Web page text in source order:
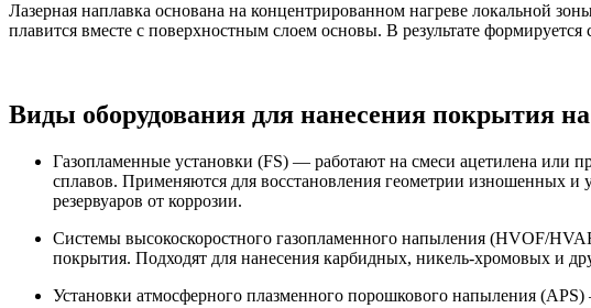
Лазерная наплавка основана на концентрированном нагреве локальной
плавится вместе с поверхностным слоем основы. В результате
Виды оборудования для нанесения покрытия
Газопламенные установки (FS) — работают на смеси ацетилена или
сплавов. Применяются для восстановления геометрии изношенных и
резервуаров от коррозии.
Системы высокоскоростного газопламенного напыления (HVOF/
покрытия. Подходят для нанесения карбидных, никель-хромовых и
Установки атмосферного плазменного порошкового напыления